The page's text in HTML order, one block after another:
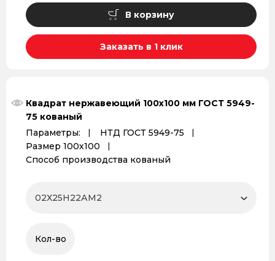
В корзину
Заказать в 1 клик
Квадрат нержавеющий 100х100 мм ГОСТ 5949-
75 кованый
Параметры:
НТД ГОСТ 5949-75
Размер 100х100
Способ производства кованый